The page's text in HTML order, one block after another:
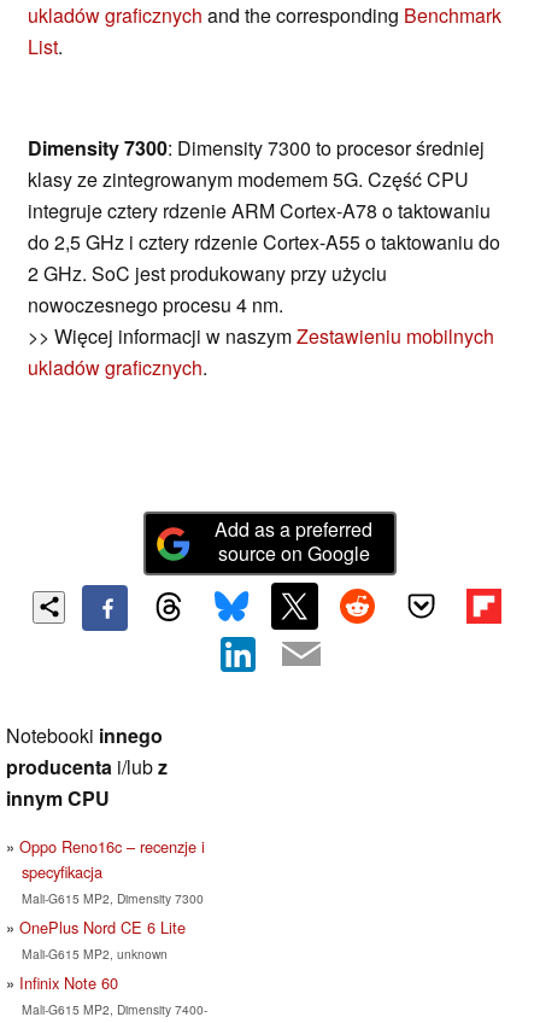
ukladów graficznych and the corresponding Benchmark
List.
Dimensity 7300: Dimensity 7300 to procesor średniej
klasy ze zintegrowanym modemem 5G. Część CPU
integruje cztery rdzenie ARM Cortex-A78 o taktowaniu
do 2,5 GHz i cztery rdzenie Cortex-A55 o taktowaniu do
2 GHz. SoC jest produkowany przy użyciu
nowoczesnego procesu 4 nm.
>> Więcej informacji w naszymZestawieniu mobilnych
ukladów graficznych.
Add as a preferred
source on Google
Notebooki innego
producenta i/lubz
innym CPU
Oppo Reno16c – recenzje i
specyfikacja
Mali-G615 MP2, Dimensity 7300
OnePlus Nord CE 6 Lite
Mali-G615 MP2, unknown
Infinix Note 60
Mali-G615 MP2, Dimensity 7400-